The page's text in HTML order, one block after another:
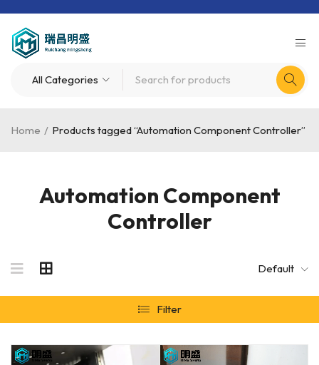
Automation Component
Controller
Home / Products tagged “Automation Component Controller”
Default
Filter